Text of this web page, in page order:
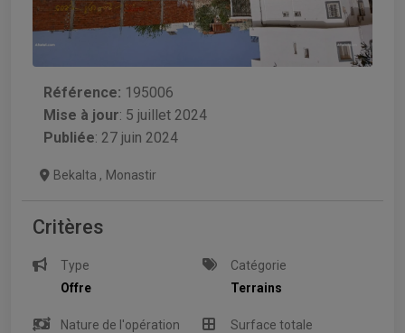
Référence: 195006
Mise à jour: 5 juillet 2024
Publiée: 27 juin 2024
Bekalta , Monastir
Critères
Type
Offre
Catégorie
Terrains
Nature de l'opération
Surface totale